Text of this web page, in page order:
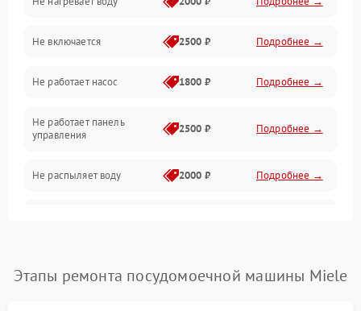
Датчики
Нагрев
Вода
Гигиена
Программное обеспечение
Не включается 2500 ₽ Подробнее →
Не работает насос 1800 ₽ Подробнее →
Не работает панель
управления
2500 ₽ Подробнее →
Не распыляет воду 2000 ₽ Подробнее →
воды
1800 ₽ Подробнее →
Этапы ремонта посудомоечной машины Miele